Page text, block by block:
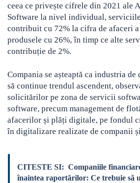
ceea ce privește cifrele din 2021 ale
Software la nivel individual,
contribuit cu 72% la cifra de afaceri
produsele cu 26%, în timp ce alte
contribuție de 2%.
Compania se așteaptă ca industria
să continue trendul ascendent,
solicitărilor pe zona de servicii
software, precum management de
afacerilor și plăți digitale, pe fondul
în digitalizare realizate de companii
CITESTE SI: Companiile
înaintea raportărilor: Ce trebuie să